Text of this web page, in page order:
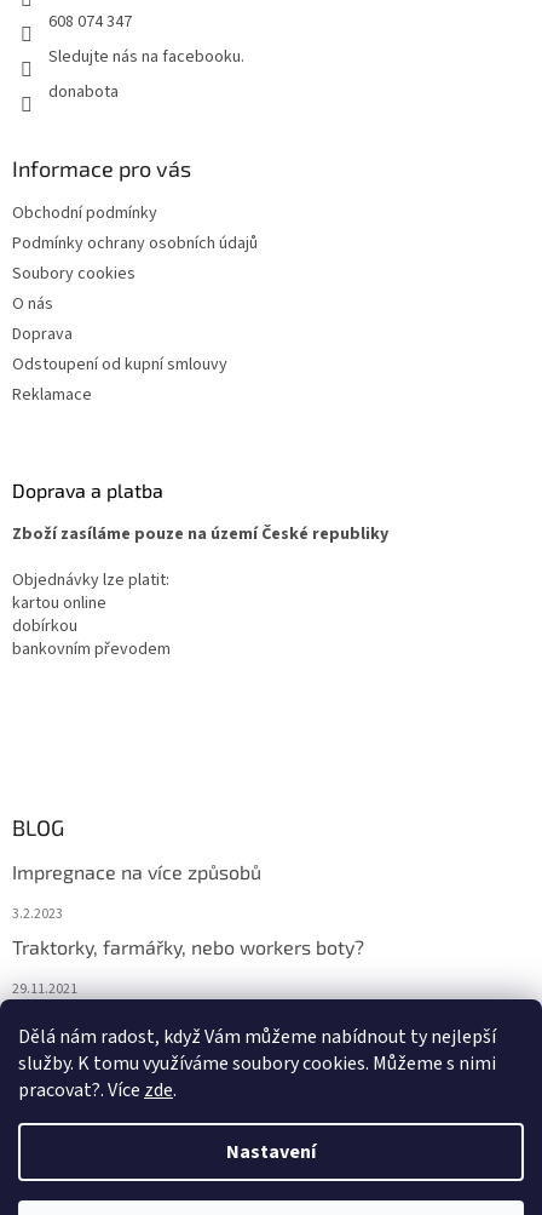
Dělá nám radost, když Vám můžeme nabídnout ty nejlepší
služby. K tomu využíváme soubory cookies. Můžeme s nimi
pracovat?. Více zde.
Nastavení
608 074 347
Sledujte nás na facebooku.
donabota
Informace pro vás
Obchodní podmínky
Podmínky ochrany osobních údajů
Soubory cookies
O nás
Doprava
Odstoupení od kupní smlouvy
Reklamace
Doprava a platba
Zboží zasíláme pouze na území České republiky
Objednávky lze platit:
kartou online
dobírkou
bankovním převodem
BLOG
Impregnace na více způsobů
3.2.2023
Traktorky, farmářky, nebo workers boty?
29.11.2021
29.11.2021
Vytvořil Shoptet